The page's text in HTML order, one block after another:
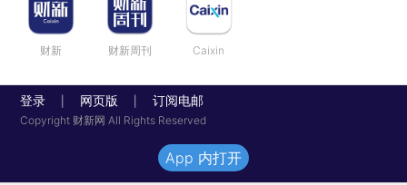
财新 财新周刊 Caixin
登录 网页版 订阅电邮
Copyright 财新网 All Rights Reserved
App 内打开